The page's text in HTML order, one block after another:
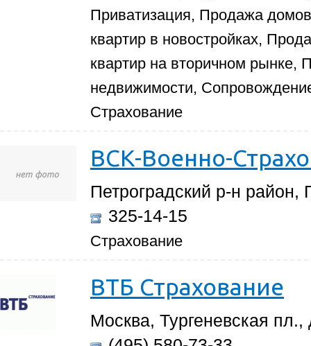
Приватизация, Продажа
квартир в новостройках,
квартир на вторичном рынке,
недвижимости,
Страхование
ВСК-Военно-
Петроградский р-н
325-14-15
Страхование
ВТБ Страхование
Москва, Тургеневская